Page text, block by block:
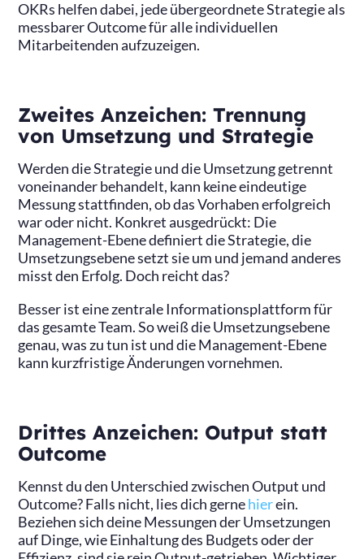
OKRs helfen dabei, jede übergeordnete Strategie als
messbarer Outcome für alle individuellen
Mitarbeitenden aufzuzeigen.
Zweites Anzeichen: Trennung
von Umsetzung und Strategie
Werden die Strategie und die Umsetzung getrennt
voneinander behandelt, kann keine eindeutige
Messung stattfinden, ob das Vorhaben erfolgreich
war oder nicht. Konkret ausgedrückt: Die
Management-Ebene definiert die Strategie, die
Umsetzungsebene setzt sie um und jemand anderes
misst den Erfolg. Doch reicht das?
Besser ist eine zentrale Informationsplattform für
das gesamte Team. So weiß die Umsetzungsebene
genau, was zu tun ist und die Management-Ebene
kann kurzfristige Änderungen vornehmen.
Drittes Anzeichen: Output statt
Outcome
Kennst du den Unterschied zwischen Output und
Outcome? Falls nicht, lies dich gernehierein.
Beziehen sich deine Messungen der Umsetzungen
auf Dinge, wie Einhaltung des Budgets oder der